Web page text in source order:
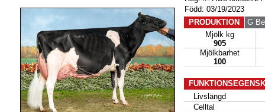
Född: 03/19/2023
PRODUKTION
G
Mjölk kg
905
Mjölkbarhet
100
Livslängd
Celltal